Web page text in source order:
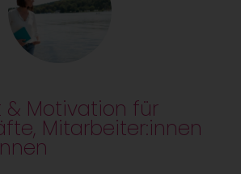
& Motivation für
Mitarbeiter:innen